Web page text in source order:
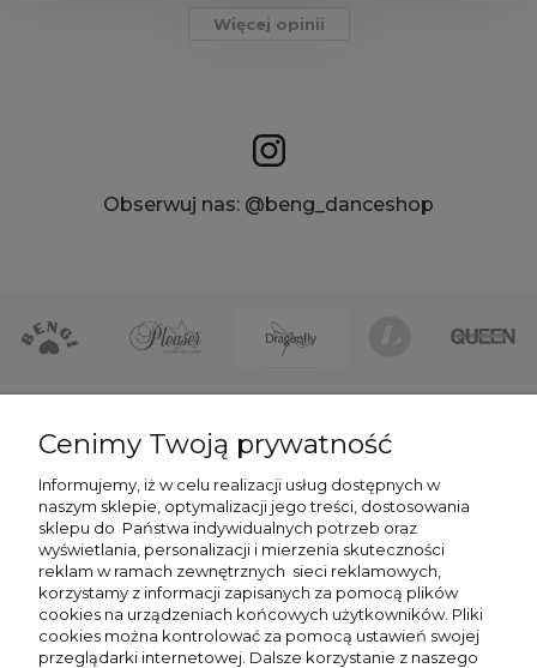
Więcej opinii
Obserwuj nas: @beng_danceshop
DLA KLIENTÓW
POMOC
O FIRMIE
NEWSLETTER -7% NA PIERWSZE ZAKUPY
Cenimy Twoją prywatność
Informujemy, iż w celu realizacji usług dostępnych w
naszym sklepie, optymalizacji jego treści, dostosowania
sklepu do Państwa indywidualnych potrzeb oraz
wyświetlania, personalizacji i mierzenia skuteczności
reklam w ramach zewnętrznych sieci reklamowych,
korzystamy z informacji zapisanych za pomocą plików
cookies na urządzeniach końcowych użytkowników. Pliki
cookies można kontrolować za pomocą ustawień swojej
przeglądarki internetowej. Dalsze korzystanie z naszego